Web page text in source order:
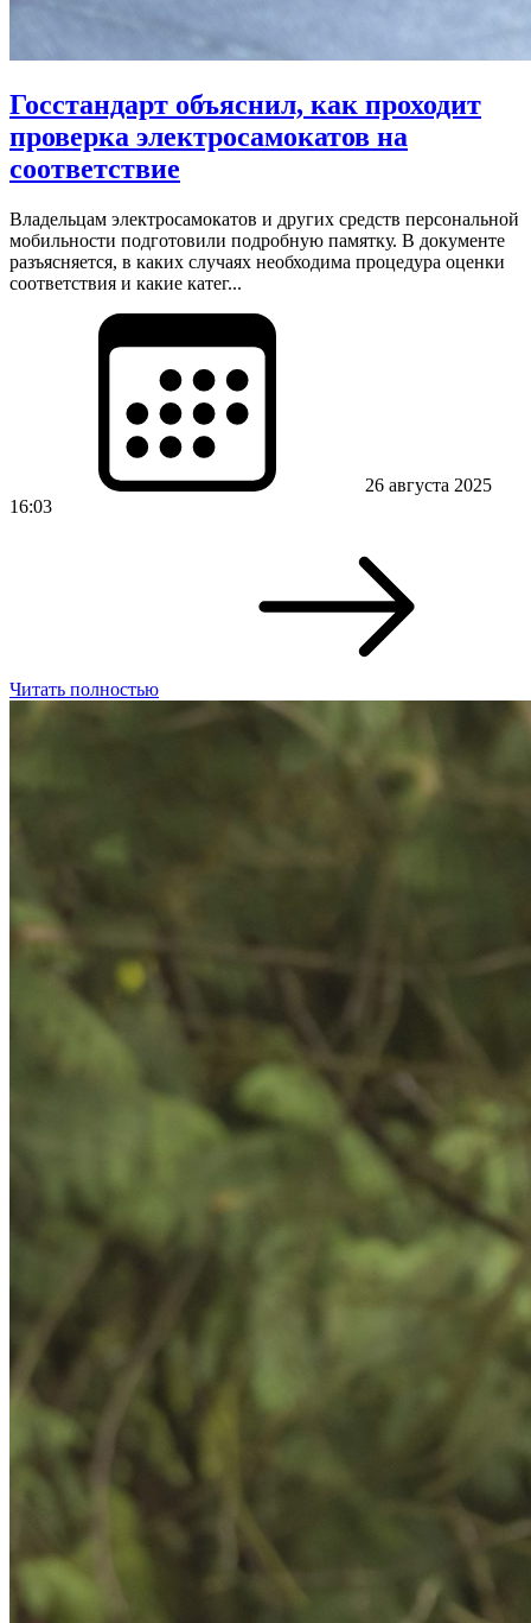
Госстандарт объяснил, как проходит
проверка электросамокатов на
соответствие
Владельцам электросамокатов и других средств персональной
мобильности подготовили подробную памятку. В документе
разъясняется, в каких случаях необходима процедура оценки
соответствия и какие катег...
26 августа 2025
16:03
Читать полностью